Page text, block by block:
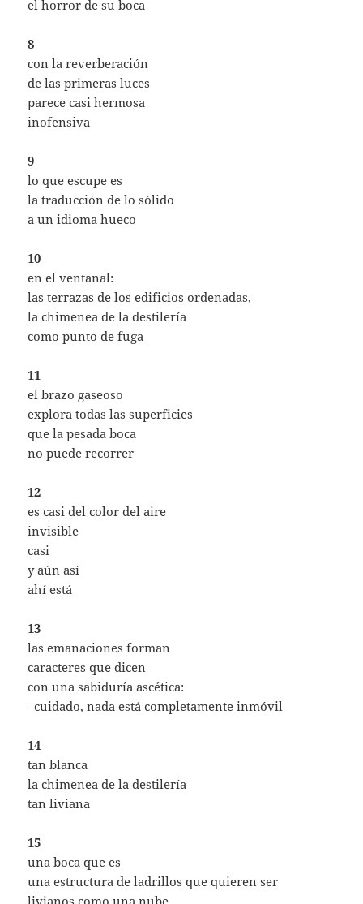
el horror de su boca
8
con la reverberación
de las primeras luces
parece casi hermosa
inofensiva
9
lo que escupe es
la traducción de lo sólido
a un idioma hueco
10
en el ventanal:
las terrazas de los edificios ordenadas,
la chimenea de la destilería
como punto de fuga
11
el brazo gaseoso
explora todas las superficies
que la pesada boca
no puede recorrer
12
es casi del color del aire
invisible
casi
y aún así
ahí está
13
las emanaciones forman
caracteres que dicen
con una sabiduría ascética:
–cuidado, nada está completamente inmóvil
14
tan blanca
la chimenea de la destilería
tan liviana
15
una boca que es
una estructura de ladrillos que quieren ser
livianos como una nube